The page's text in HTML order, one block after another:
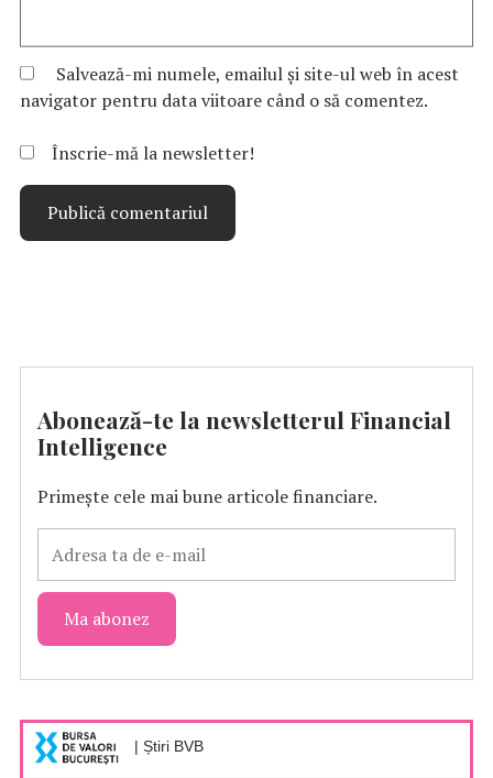
Salvează-mi numele, emailul și site-ul web în acest
navigator pentru data viitoare când o să comentez.
Înscrie-mă la newsletter!
Abonează-te la newsletterul Financial
Intelligence
Primește cele mai bune articole financiare.
| Știri BVB